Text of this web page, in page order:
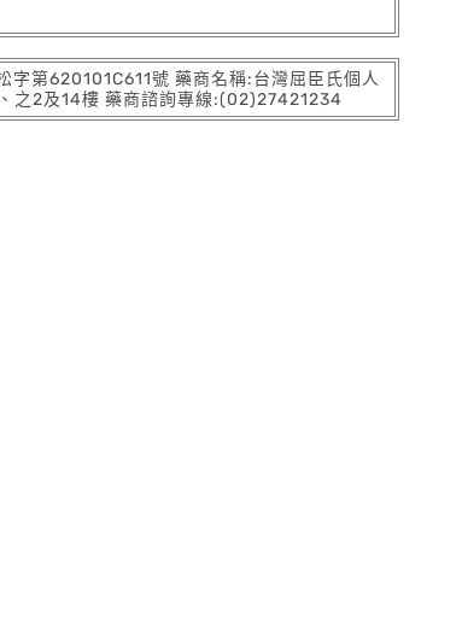
第620101C611號 藥商名稱:台灣屈臣氏個人
之2及14樓 藥商諮詢專線:(02)27421234